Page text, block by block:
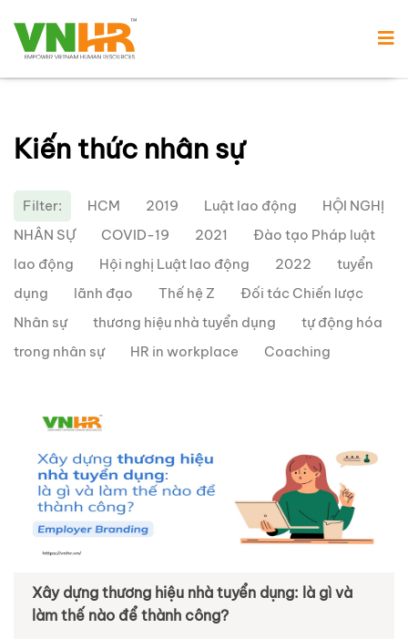
Kiến thức nhân sự
Filter: HCM 2019 Luật lao động
HỘI NGHỊ
NHÂN SỰ
COVID-19 2021
Đào tạo Pháp luật
lao động
Hội nghị Luật lao động 2022
tuyển
dụng
lãnh đạo Thế hệ Z
Đối tác Chiến lược
Nhân sự
thương hiệu nhà tuyển dụng
tự động hóa
trong nhân sự
HR in workplace Coaching
Xây dựng thương hiệu nhà tuyển dụng: là gì và
làm thế nào để thành công?